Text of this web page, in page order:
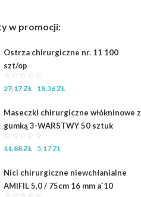
w promocji:
Ostrza chirurgiczne nr. 11 100
szt/op
27,17ZŁ Pierwotna
wynosiła:
27,17 zł.
18,36 ZŁ
wynosi:
18,36 zł.
Maseczki chirurgiczne włókninowe z
gumką 3-WARSTWY 50 sztuk
11,88ZŁ Pierwotna
wynosiła:
11,88 zł.
5,17 ZŁ
wynosi:
5,17 zł.
Nici chirurgiczne niewchłanialne
AMIFIL 5,0 / 75cm 16 mm a`10